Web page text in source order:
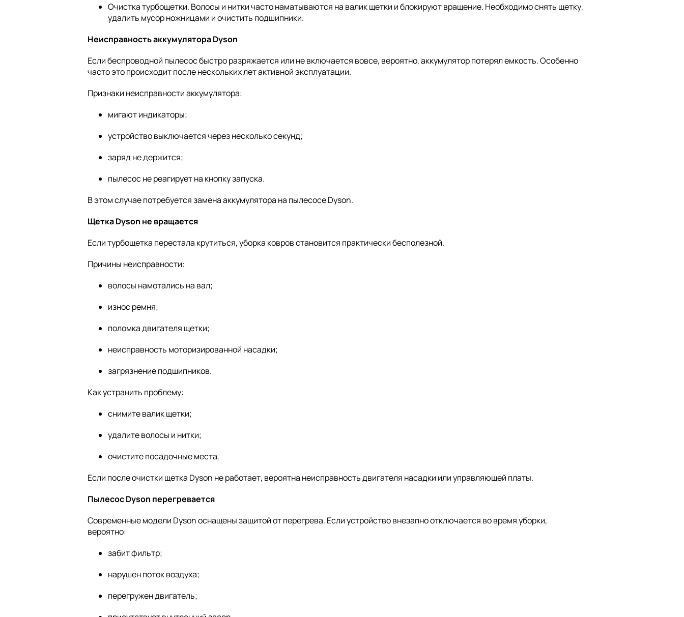
Очистка турбощетки. Волосы и нитки часто наматываются на валик щетки и блокируют вращение. Необходимо снять щетку,
удалить мусор ножницами и очистить подшипники.
Неисправность аккумулятора Dyson
Если беспроводной пылесос быстро разряжается или не включается вовсе, вероятно, аккумулятор потерял емкость. Особенно
часто это происходит после нескольких лет активной эксплуатации.
Признаки неисправности аккумулятора:
мигают индикаторы;
устройство выключается через несколько секунд;
заряд не держится;
пылесос не реагирует на кнопку запуска.
В этом случае потребуется замена аккумулятора на пылесосе Dyson.
Щетка Dyson не вращается
Если турбощетка перестала крутиться, уборка ковров становится практически бесполезной.
Причины неисправности:
волосы намотались на вал;
износ ремня;
поломка двигателя щетки;
неисправность моторизированной насадки;
загрязнение подшипников.
Как устранить проблему:
снимите валик щетки;
удалите волосы и нитки;
очистите посадочные места.
Если после очистки щетка Dyson не работает, вероятна неисправность двигателя насадки или управляющей платы.
Пылесос Dyson перегревается
Современные модели Dyson оснащены защитой от перегрева. Если устройство внезапно отключается во время уборки,
вероятно:
забит фильтр;
нарушен поток воздуха;
перегружен двигатель;